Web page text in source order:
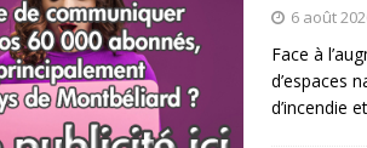
6 août
Face à
d’espaces
d’incendie